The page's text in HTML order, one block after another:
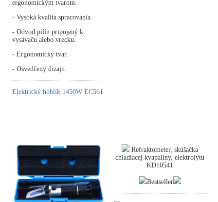
ergonomickým tvarom.
- Vysoká kvalita spracovania.
- Odvod pilín pripojený k
vysávaču alebo vrecku.
- Ergonomický tvar.
- Osvedčený dizajn.
Elektrický hoblík 1450W EC561
Refraktometer, skúšačka
chladiacej kvapaliny, elektrolytu
KD10541
Bestseller